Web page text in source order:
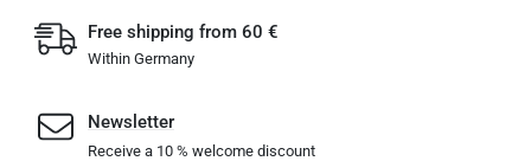
Free shipping from 60 €
Within Germany
Newsletter
Receive a 10 % welcome discount